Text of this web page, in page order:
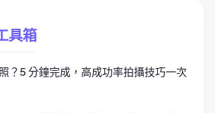
具箱
？5 分鐘完成，高成功率拍攝技巧一次